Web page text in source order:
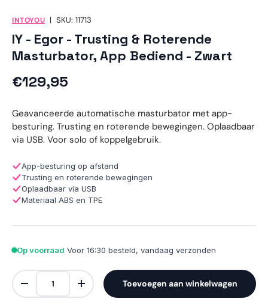
INTOYOU |SKU: 11713
IY - Egor - Trusting & Roterende
Masturbator, App Bediend - Zwart
Reguliere prijs
€129,95
Geavanceerde automatische masturbator met app-
besturing. Trusting en roterende bewegingen. Oplaadbaar
via USB. Voor solo of koppelgebruik.
App-besturing op afstand
Trusting en roterende bewegingen
Oplaadbaar via USB
Materiaal ABS en TPE
Op voorraad Voor 16:30 besteld, vandaag verzonden
Aantal
Verlaag de hoeveelheidVerhoog de hoeveelheid
Toevoegen aan winkelwagen